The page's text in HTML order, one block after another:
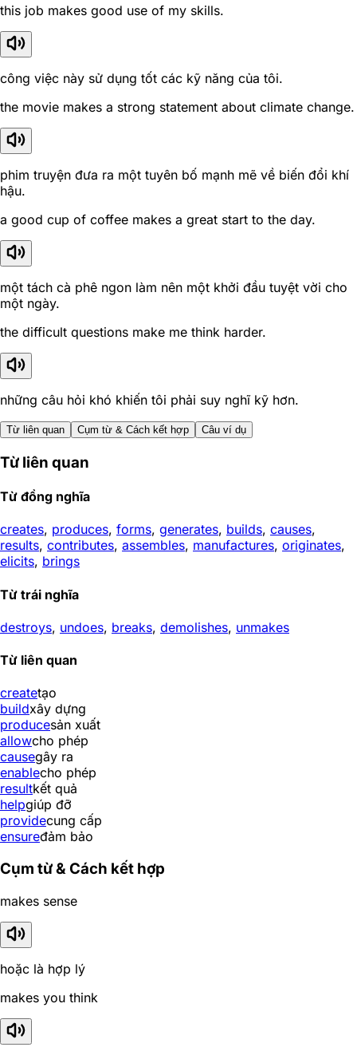
this job makes good use of my skills.
công việc này sử dụng tốt các kỹ năng của tôi.
the movie makes a strong statement about climate change.
phim truyện đưa ra một tuyên bố mạnh mẽ về biến đổi khí
hậu.
a good cup of coffee makes a great start to the day.
một tách cà phê ngon làm nên một khởi đầu tuyệt vời cho
một ngày.
the difficult questions make me think harder.
những câu hỏi khó khiến tôi phải suy nghĩ kỹ hơn.
Từ liên quan Cụm từ & Cách kết hợp Câu ví dụ
Từ liên quan
Từ đồng nghĩa
creates, produces, forms, generates, builds, causes,
results, contributes, assembles, manufactures, originates,
elicits, brings
Từ trái nghĩa
destroys, undoes, breaks, demolishes, unmakes
Từ liên quan
createtạo
buildxây dựng
producesản xuất
allowcho phép
causegây ra
enablecho phép
resultkết quả
helpgiúp đỡ
providecung cấp
ensuređảm bảo
Cụm từ & Cách kết hợp
makes sense
hoặc là hợp lý
makes you think